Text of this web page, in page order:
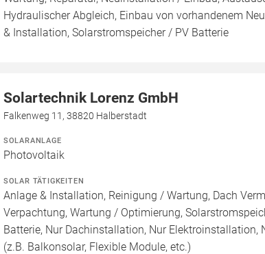
Hydraulischer Abgleich, Einbau von vorhandenem
& Installation, Solarstromspeicher / PV Batterie
Solartechnik Lorenz GmbH
Falkenweg 11, 38820 Halberstadt
SOLARANLAGE
Photovoltaik
SOLAR TÄTIGKEITEN
Anlage & Installation, Reinigung / Wartung, Dach
Verpachtung, Wartung / Optimierung,
Batterie, Nur Dachinstallation, Nur Elektroinstallation,
(z.B. Balkonsolar, Flexible Module, etc.)